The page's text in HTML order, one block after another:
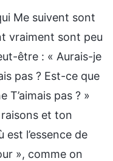
Me suivent sont
vraiment sont peu
être : « Aurais-je
pas ? Est-ce que
T’aimais pas ? »
et ton
l’essence de
», comme on